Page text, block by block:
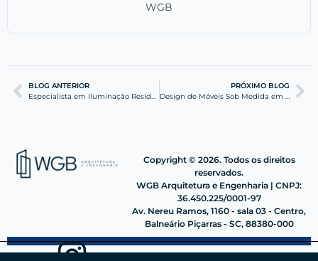
WGB
BLOG ANTERIOR
Especialista em Iluminação Residencial em Itajaí
PRÓXIMO BLOG
Design de Móveis Sob Medida em Itajaí: Eficiência e Estilo
Copyright © 2026. Todos os direitos
reservados.
WGB Arquitetura e Engenharia | CNPJ:
36.450.225/0001-97
Av. Nereu Ramos, 1160 - sala 03 - Centro,
Balneário Piçarras - SC, 88380-000